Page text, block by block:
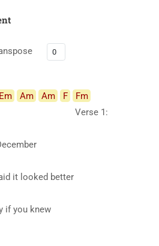
Em Am Am F
Fm
Verse 1:
it looked better
if you knew